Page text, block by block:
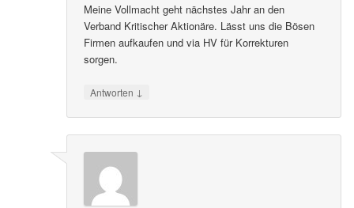
Meine Vollmacht geht nächstes Jahr an den
Verband Kritischer Aktionäre. Lässt uns die Bösen
Firmen aufkaufen und via HV für Korrekturen
sorgen.
Antworten ↓